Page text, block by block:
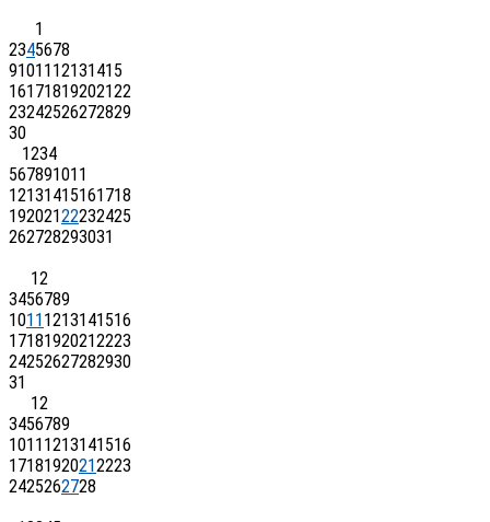
1
2345678
91011 12131415
16171819202122
23242526272829
30
1234
567891011
12131415161718
19202122232425
262728293031
12
3456789
1011 1213141516
17181920212223
24252627282930
31
12
3456789
1011 1213141516
17181920212223
2425262728